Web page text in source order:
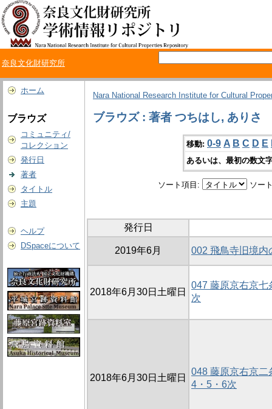
奈良文化財研究所
ホーム
ブラウズ
コミュニティ/
コレクション
発行日
著者
タイトル
主題
ヘルプ
DSpaceについて
Nara National Research Institute for Cultural
ブラウズ : 著者 つちはし, ありさ
移動: 0-9 A B C D E
あるいは、最初の数文
ソート項目: ソー
発行日
2019年6月 002 飛鳥寺旧境内
2018年6月30日土曜日
047 藤原京右京七
次
2018年6月30日土曜日
048 藤原京右京二
4・5・6次